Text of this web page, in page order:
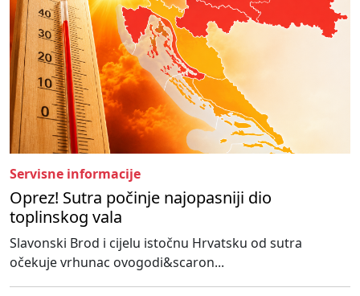
Servisne informacije
Oprez! Sutra počinje najopasniji dio
toplinskog vala
Slavonski Brod i cijelu istočnu Hrvatsku od sutra
očekuje vrhunac ovogodi&scaron...